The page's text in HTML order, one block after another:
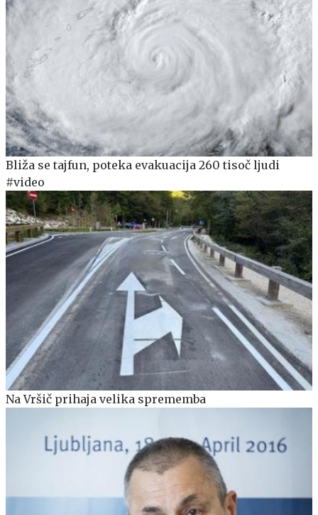
Bliža se tajfun, poteka evakuacija 260 tisoč ljudi
#video
Na Vršič prihaja velika sprememba